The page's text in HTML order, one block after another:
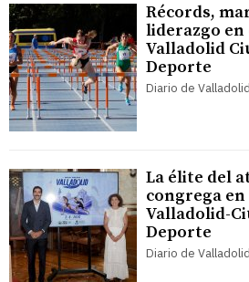
Récords,
liderazgo en
Valladolid
Deporte
Diario de
La élite del
congrega
Valladolid-
Deporte
Diario de